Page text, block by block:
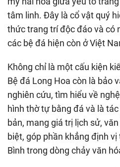
tâm linh. Đây là cổ vật quý
thức trang trí độc đáo và có
các bệ đá hiện còn ở Việt
Không chỉ là một cấu kiện
Bệ đá Long Hoa còn là bảo
nghiên cứu, tìm hiểu về
hình thờ tự bằng đá và là
bản, mang giá trị lịch sử,
biệt, góp phần khẳng định
Bình trong dòng chảy văn